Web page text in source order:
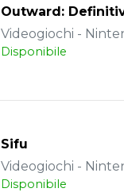
Outward:
Videogiochi -
Disponibile
Sifu
Videogiochi -
Disponibile